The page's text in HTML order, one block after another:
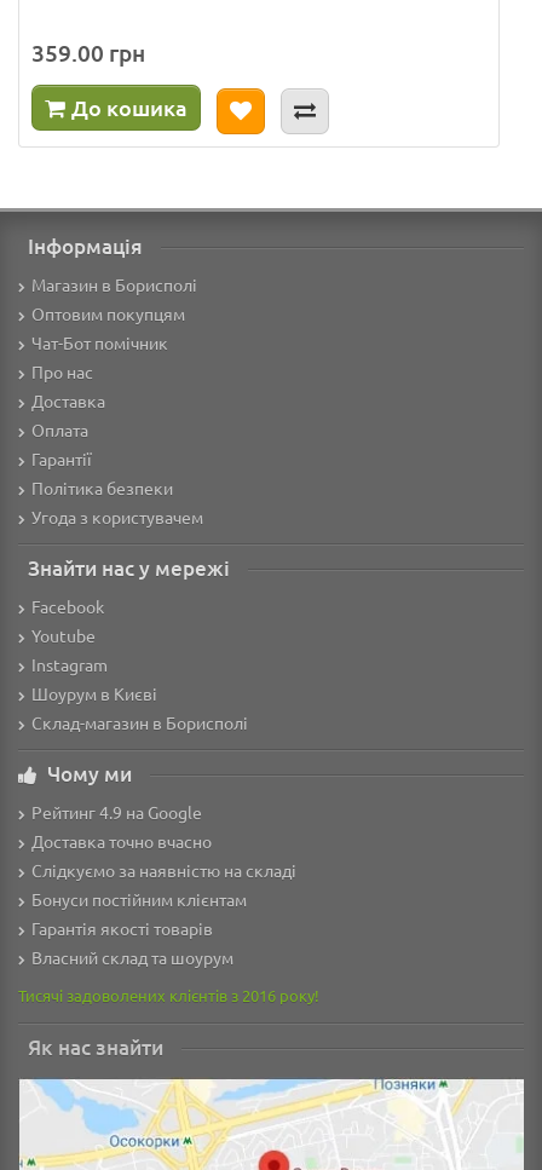
359.00 грн
До кошика
Інформація
Магазин в Борисполі
Оптовим покупцям
Чат-Бот помічник
Про нас
Доставка
Оплата
Гарантії
Політика безпеки
Угода з користувачем
Знайти нас у мережі
Facebook
Youtube
Instagram
Шоурум в Києві
Склад-магазин в Борисполі
Чому ми
Рейтинг 4.9 на Google
Доставка точно вчасно
Слідкуємо за наявністю на складі
Бонуси постійним клієнтам
Гарантія якості товарів
Власний склад та шоурум
Тисячі задоволених клієнтів з 2016 року!
Як нас знайти